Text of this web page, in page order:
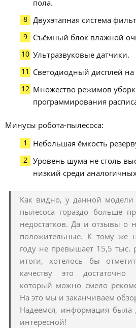
пола.
Двухэтапная система
Съёмный блок влажной
Ультразвуковые датчики.
Светодиодный дисплей на
Множество режимов
программирования
Минусы робота-пылесоса:
Небольшая ёмкость
Уровень шума не столь
низкий среди
Как видно, у данной модели
пылесоса гораздо больше
недостатков. Да и отзывы о
положительные. К тому же
году не превышает 15,5 тыс.
итоги, хотелось бы
качеству это
который можно смело
На это мы и заканчиваем
Надеемся, информация была
интересной!